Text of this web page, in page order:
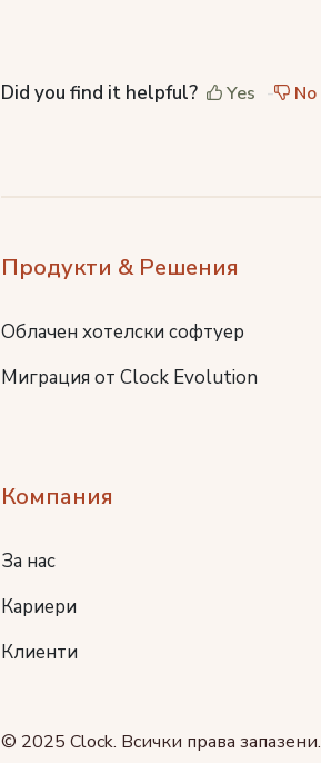
Did you find it helpful? Yes No
Продукти & Решения
Облачен хотелски софтуер
Миграция от Clock Evolution
Компания
За нас
Кариери
Клиенти
© 2025 Clock. Всички права запазени.